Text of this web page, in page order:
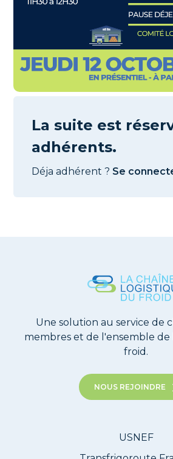
La suite est
adhérents.
Déja adhérent ? Se
Une solution au service de
membres et de l'ensemble
froid.
NOUS REJOINDRE
USNEF